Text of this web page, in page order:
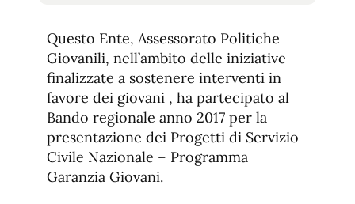
de
fuente
de
fuente.
Questo Ente, Assessorato Politiche
Giovanili, nell’ambito delle iniziative
finalizzate a sostenere interventi in
favore dei giovani , ha partecipato al
Bando regionale anno 2017 per la
presentazione dei Progetti di Servizio
Civile Nazionale – Programma
Garanzia Giovani.